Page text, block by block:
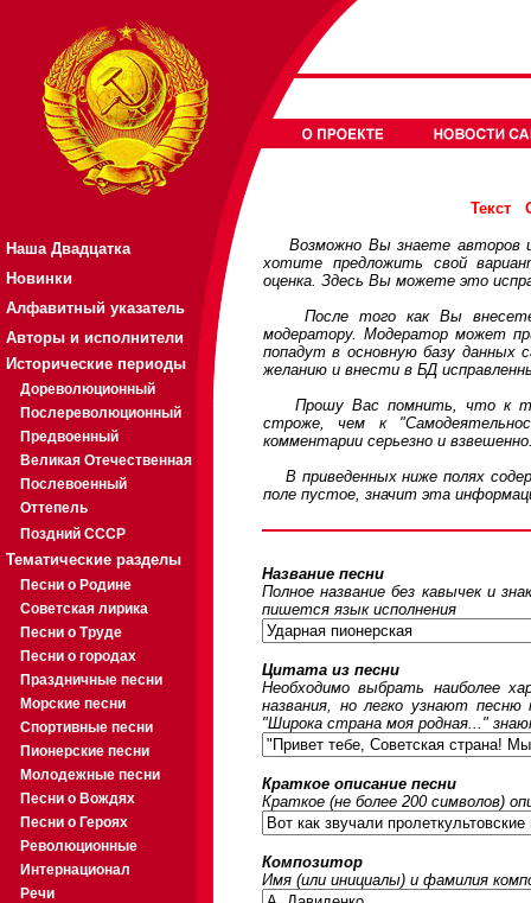
Наша Двадцатка
Новинки
Алфавитный указатель
Авторы и исполнители
Исторические периоды
Дореволюционный
Послереволюционный
Предвоенный
Великая Отечественная
Послевоенный
Оттепель
Поздний СССР
Тематические разделы
Песни о Родине
Советская лирика
Песни о Труде
Песни о городах
Праздничные песни
Морские песни
Спортивные песни
Пионерские песни
Молодежные песни
Песни о Вождях
Песни о Героях
Революционные
Интернационал
Речи
Текст
Возможно Вы знаете авторов
хотите предложить свой
оценка. Здесь Вы можете это
После того как Вы внесете
модератору. Модератор может
попадут в основную базу
желанию и внести в БД
Прошу Вас помнить, что к
строже, чем к
комментарии серьезно и
В приведенных ниже полях
поле пустое, значит эта
Название песни
Полное название без кавычек и
пишется язык исполнения
Цитата из песни
Необходимо выбрать наиболее
названия, но легко узнают
"Широка страна моя родная..."
Краткое описание песни
Краткое (не более 200 символов)
Композитор
Имя (или инициалы) и фамилия